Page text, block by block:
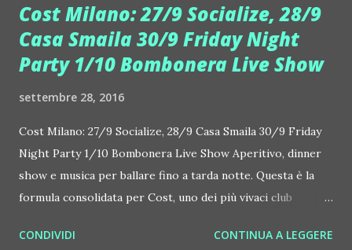
Cost Milano: 27/9 Socialize, 28/9
Casa Smaila 30/9 Friday Night
Party 1/10 Bombonera Live Show
settembre 28, 2016
Cost Milano: 27/9 Socialize, 28/9 Casa Smaila 30/9 Friday
Night Party 1/10 Bombonera Live Show Aperitivo, dinner
show e musica per ballare fino a tarda notte. Questa è la
formula consolidata per Cost, uno dei più vivaci club
da Corso Como - Porta Nuova, è aperto anche a pranzo dal
CONDIVIDI CONTINUA A LEGGERE